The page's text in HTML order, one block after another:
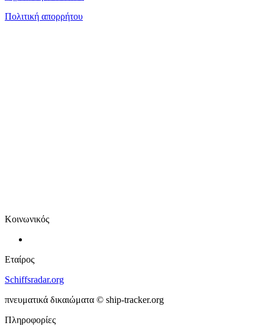
Πολιτική απορρήτου
Κοινωνικός
Εταίρος
Schiffsradar.org
πνευματικά δικαιώματα © ship-tracker.org
Πληροφορίες